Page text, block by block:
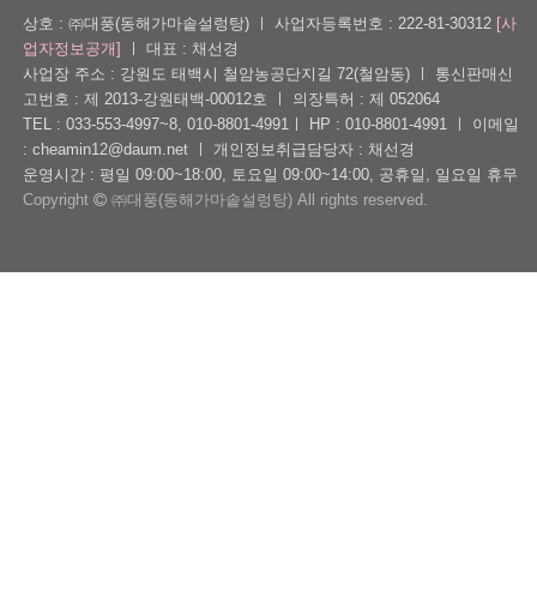
상호 : ㈜대풍(동해가마솥설렁탕)ㅣ 사업자등록번호 : 222-81-30312 [사
업자정보공개]
대표 : 채선경
사업장 주소 : 강원도 태백시 철암농공단지길 72(철암동)
통신판매신
고번호 : 제 2013-강원태백-00012호
의장특허 : 제 052064
TEL : 033-553-4997~8, 010-8801-4991ㅣ HP : 010-8801-4991ㅣ 이메일
: cheamin12@daum.net
개인정보취급담당자 : 채선경
운영시간 : 평일 09:00~18:00, 토요일 09:00~14:00, 공휴일, 일요일 휴무
Copyright
㈜대풍(동해가마솥설렁탕) All rights reserved.